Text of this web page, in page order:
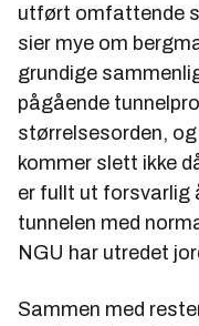
utført omfattende
sier mye om
grundige
pågående
størrelsesorden,
kommer slett ikke
er fullt ut forsvarlig
tunnelen med
NGU har utredet
Sammen med